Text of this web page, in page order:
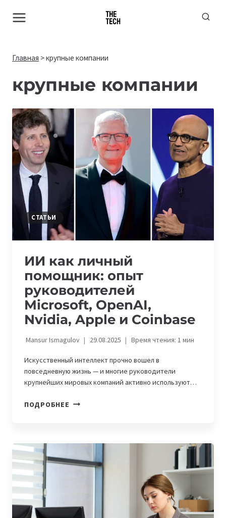
Главная >крупные компании
крупные компании
СТАТЬИ
ИИ как личный
помощник: опыт
руководителей
Microsoft, OpenAI,
Nvidia, Apple и Coinbase
Mansur Ismagulov 29.08.2025 Время чтения: 1мин
Искусственный интеллект прочно вошел в
повседневную жизнь — и многие руководители
крупнейших мировых компаний активно используют…
ПОДРОБНЕЕ ИИ
РУКОВОДИТЕЛЕЙ
MICROSOFT,
APPLE